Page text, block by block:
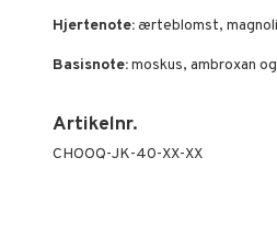
Hjertenote:ærteblomst,
Basisnote:moskus, ambroxan
Artikelnr.
CHOOQ-JK-40-XX-XX